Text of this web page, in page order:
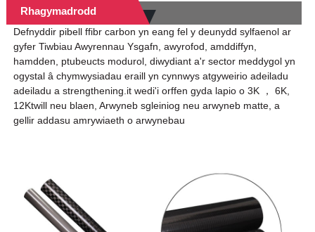
Rhagymadrodd
Defnyddir pibell ffibr carbon yn eang fel y deunydd sylfaenol ar
gyfer Tiwbiau Awyrennau Ysgafn, awyrofod, amddiffyn,
hamdden, ptubeucts modurol, diwydiant a'r sector meddygol yn
ogystal â chymwysiadau eraill yn cynnwys atgyweirio adeiladu
adeiladu a strengthening.it wedi'i orffen gyda lapio o 3K ， 6K,
12Ktwill neu blaen, Arwyneb sgleiniog neu arwyneb matte, a
gellir addasu amrywiaeth o arwynebau